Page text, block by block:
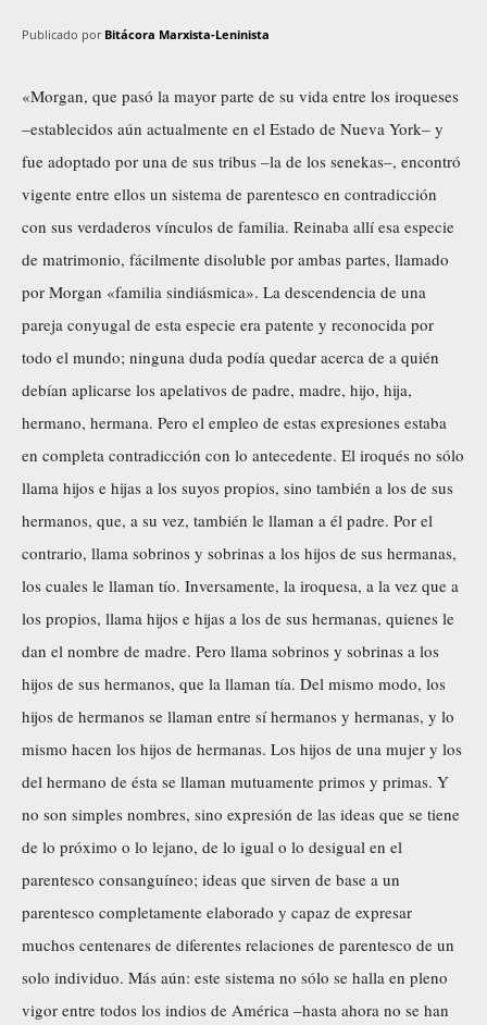
Publicado por Bitácora Marxista-Leninista
«Morgan, que pasó la mayor parte de su vida entre los iroqueses
–establecidos aún actualmente en el Estado de Nueva York– y
fue adoptado por una de sus tribus –la de los senekas–, encontró
vigente entre ellos un sistema de parentesco en contradicción
con sus verdaderos vínculos de familia. Reinaba allí esa especie
de matrimonio, fácilmente disoluble por ambas partes, llamado
por Morgan «familia sindiásmica». La descendencia de una
pareja conyugal de esta especie era patente y reconocida por
todo el mundo; ninguna duda podía quedar acerca de a quién
debían aplicarse los apelativos de padre, madre, hijo, hija,
hermano, hermana. Pero el empleo de estas expresiones estaba
en completa contradicción con lo antecedente. El iroqués no sólo
llama hijos e hijas a los suyos propios, sino también a los de sus
hermanos, que, a su vez, también le llaman a él padre. Por el
contrario, llama sobrinos y sobrinas a los hijos de sus hermanas,
los cuales le llaman tío. Inversamente, la iroquesa, a la vez que a
los propios, llama hijos e hijas a los de sus hermanas, quienes le
dan el nombre de madre. Pero llama sobrinos y sobrinas a los
hijos de sus hermanos, que la llaman tía. Del mismo modo, los
hijos de hermanos se llaman entre sí hermanos y hermanas, y lo
mismo hacen los hijos de hermanas. Los hijos de una mujer y los
del hermano de ésta se llaman mutuamente primos y primas. Y
no son simples nombres, sino expresión de las ideas que se tiene
de lo próximo o lo lejano, de lo igual o lo desigual en el
parentesco consanguíneo; ideas que sirven de base a un
parentesco completamente elaborado y capaz de expresar
muchos centenares de diferentes relaciones de parentesco de un
solo individuo. Más aún: este sistema no sólo se halla en pleno
vigor entre todos los indios de América –hasta ahora no se han